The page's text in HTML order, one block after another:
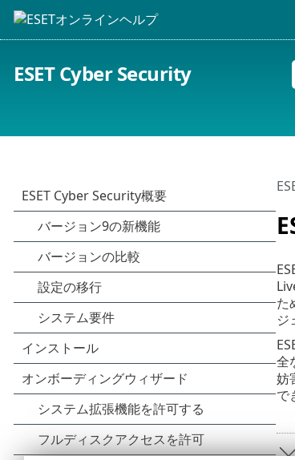
ESET Cyber Security
た
ジ
全
妨
で